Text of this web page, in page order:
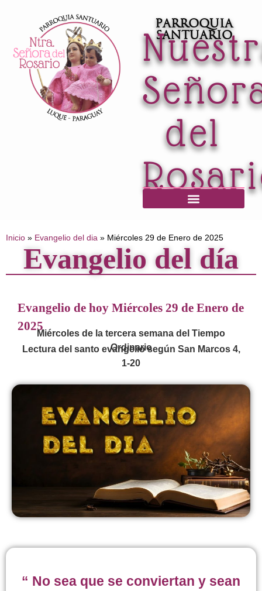
Parroquia
Santuario
del
Inicio » Evangelio del dia » Miércoles 29 de Enero de 2025
Evangelio del día
Evangelio de hoy Miércoles 29 de Enero de
2025
Miércoles de la tercera semana del Tiempo
Ordinario
Lectura del santo evangelio según San Marcos 4,
1-20
“ No sea que se conviertan y sean